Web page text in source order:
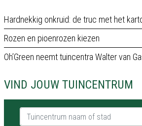
Hardnekkig onkruid: de truc met het
Rozen en pioenrozen kiezen
Oh’Green neemt tuincentra Walter van
VIND JOUW TUINCENTRUM
Tuincentrum naam of stad